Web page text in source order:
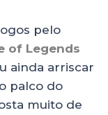
pelo
of Legends
ainda arriscar
palco do
muito de